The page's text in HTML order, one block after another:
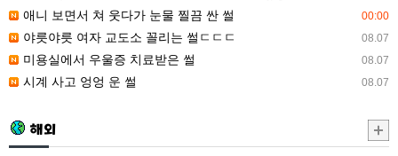
ㄷ
00:00
애니 보면서 쳐 웃다가 눈물 찔끔 싼 썰
08.07
야릇야릇 여자 교도소 꼴리는 썰ㄷㄷㄷ
08.07
미용실에서 우울증 치료받은 썰
08.07
시계 사고 엉엉 운 썰
해외